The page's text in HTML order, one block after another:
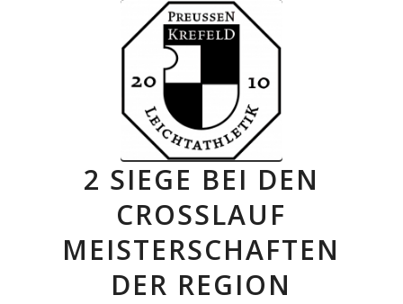
2 SIEGE BEI DEN
CROSSLAUF
MEISTERSCHAFTEN
DER REGION